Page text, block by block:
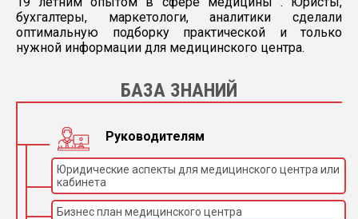
бухгалтеры, маркетологи, аналитики сделали
оптимальную подборку практической и только
нужной информации для медицинского центра.
БАЗА ЗНАНИЙ
Руководителям
Юридические аспекты для медицинского центра или
кабинета
Бизнес план медицинского центра